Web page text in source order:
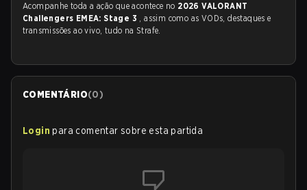
Acompanhe toda a ação que acontece no 2026 VALORANT
Challengers EMEA: Stage 3 , assim como as VODs, destaques e
transmissões ao vivo, tudo na Strafe.
COMENTÁRIO(0)
Login para comentar sobre esta partida